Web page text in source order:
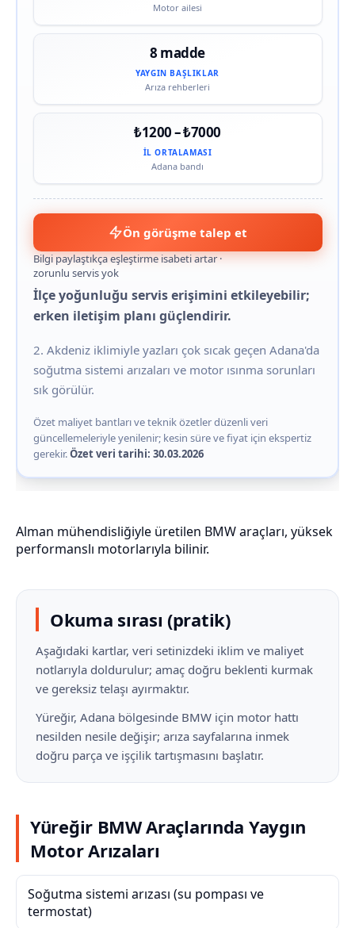
Motor ailesi
8 madde
YAYGIN BAŞLIKLAR
Arıza rehberleri
₺1200 – ₺7000
İL ORTALAMASI
Adana bandı
Ön görüşme talep et
Bilgi paylaştıkça eşleştirme isabeti artar ·
zorunlu servis yok
İlçe yoğunluğu servis erişimini etkileyebilir;
erken iletişim planı güçlendirir.
2. Akdeniz iklimiyle yazları çok sıcak geçen Adana'da
soğutma sistemi arızaları ve motor ısınma sorunları
sık görülür.
Özet maliyet bantları ve teknik özetler düzenli veri
güncellemeleriyle yenilenir; kesin süre ve fiyat için ekspertiz
gerekir.Özet veri tarihi: 30.03.2026
Alman mühendisliğiyle üretilen BMW araçları, yüksek
performanslı motorlarıyla bilinir.
Okuma sırası (pratik)
Aşağıdaki kartlar, veri setinizdeki iklim ve maliyet
notlarıyla doldurulur; amaç doğru beklenti kurmak
ve gereksiz telaşı ayırmaktır.
Yüreğir, Adana bölgesinde BMW için motor hattı
nesilden nesile değişir; arıza sayfalarına inmek
doğru parça ve işçilik tartışmasını başlatır.
Yüreğir BMW Araçlarında Yaygın
Motor Arızaları
Soğutma sistemi arızası (su pompası ve
termostat)